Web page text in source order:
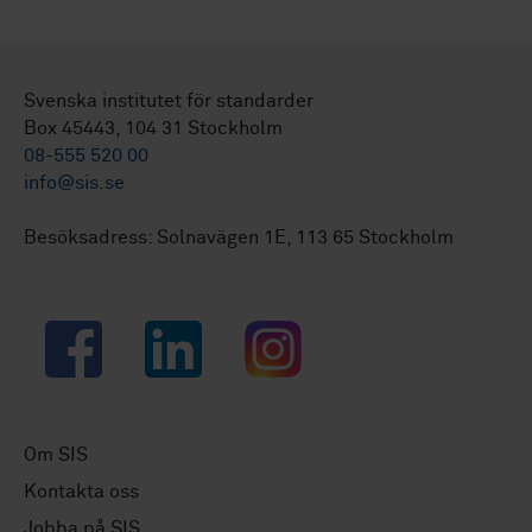
Svenska institutet för standarder
Box 45443, 104 31 Stockholm
08-555 520 00
info@sis.se
Besöksadress: Solnavägen 1E, 113 65 Stockholm
Facebook LinkedIn Instagram
Om SIS
Kontakta oss